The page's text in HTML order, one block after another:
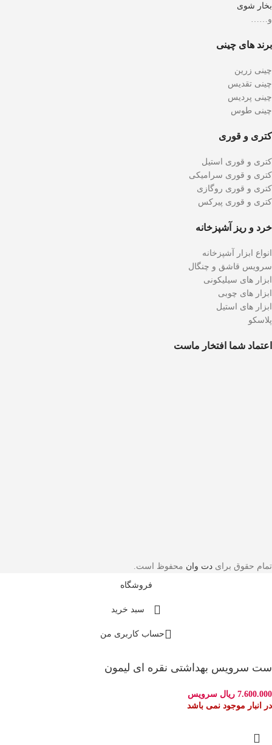
بخار شوی
و……
برند های چینی
چینی زرین
چینی تقدیس
چینی پردیس
چینی طوس
کتری و قوری
کتری و قوری استیل
کتری و قوری سرامیکی
کتری و قوری روگازی
کتری و قوری پیرکس
خرد و ریز آشپزخانه
انواع ابزار آشپزخانه
سرویس قاشق و چنگال
ابزار های سیلیکونی
ابزار های چوبی
ابزار های استیل
پلاسکو
اعتماد شما افتخار ماست
تمام حقوق برای دت وان محفوظ است.
فروشگاه
سبد خرید
حساب کاربری من
ست سرویس بهداشتی نقره ای لیمون
7.600.000 ریال سرویس
در انبار موجود نمی باشد